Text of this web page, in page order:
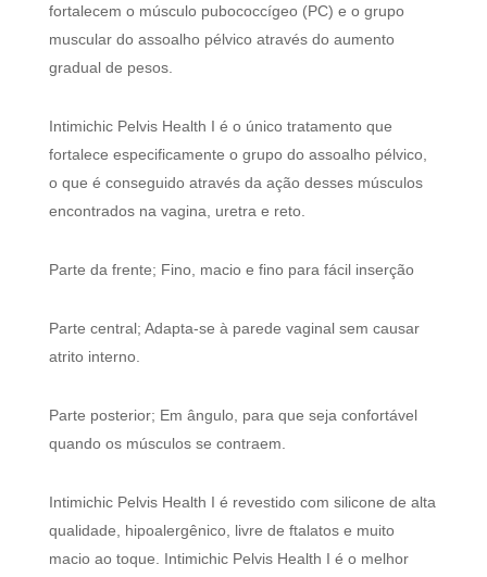
fortalecem o músculo pubococcígeo (PC) e o grupo
muscular do assoalho pélvico através do aumento
gradual de pesos.
Intimichic Pelvis Health I é o único tratamento que
fortalece especificamente o grupo do assoalho pélvico,
o que é conseguido através da ação desses músculos
encontrados na vagina, uretra e reto.
Parte da frente; Fino, macio e fino para fácil inserção
Parte central; Adapta-se à parede vaginal sem causar
atrito interno.
Parte posterior; Em ângulo, para que seja confortável
quando os músculos se contraem.
Intimichic Pelvis Health I é revestido com silicone de alta
qualidade, hipoalergênico, livre de ftalatos e muito
macio ao toque. Intimichic Pelvis Health I é o melhor